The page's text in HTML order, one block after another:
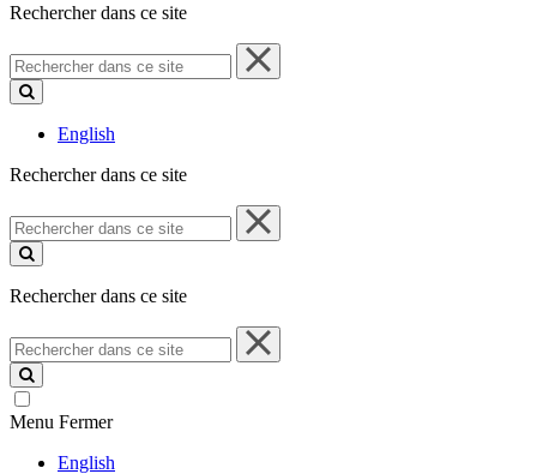
Rechercher dans ce site
Rechercher
dans
ce
English
Rechercher dans ce site
Rechercher
dans
ce
Rechercher dans ce site
Rechercher
dans
ce
site
Menu Fermer
English